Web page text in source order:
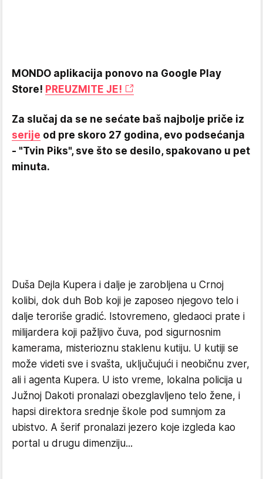
MONDO aplikacija ponovo na Google Play
Store! PREUZMITE JE!
Za slučaj da se ne sećate baš najbolje priče iz
serije od pre skoro 27 godina, evo podsećanja
- "Tvin Piks", sve što se desilo, spakovano u pet
minuta.
Duša Dejla Kupera i dalje je zarobljena u Crnoj
kolibi, dok duh Bob koji je zaposeo njegovo telo i
dalje teroriše gradić. Istovremeno, gledaoci prate i
milijardera koji pažljivo čuva, pod sigurnosnim
kamerama, misterioznu staklenu kutiju. U kutiji se
može videti sve i svašta, uključujući i neobičnu zver,
ali i agenta Kupera. U isto vreme, lokalna policija u
Južnoj Dakoti pronalazi obezglavljeno telo žene, i
hapsi direktora srednje škole pod sumnjom za
ubistvo. A šerif pronalazi jezero koje izgleda kao
portal u drugu dimenziju...